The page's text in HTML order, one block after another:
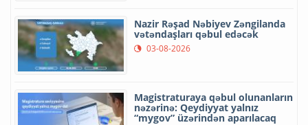
Nazir Rəşad Nəbiyev Zəngilanda
vətəndaşları qəbul edəcək
03-08-2026
Magistraturaya qəbul olunanların
nəzərinə: Qeydiyyat yalnız
“mygov” üzərindən aparılacaq